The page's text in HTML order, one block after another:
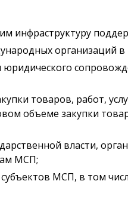
инфраструктуру
организаций
товаров, работ,
объеме закупки
власти,
МСП;
МСП, в том